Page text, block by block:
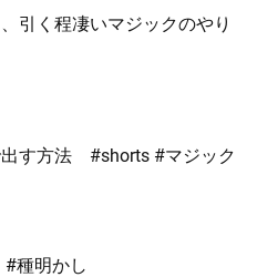
引く程凄いマジックのやり
出す方法 #shorts #マジック
種明かし